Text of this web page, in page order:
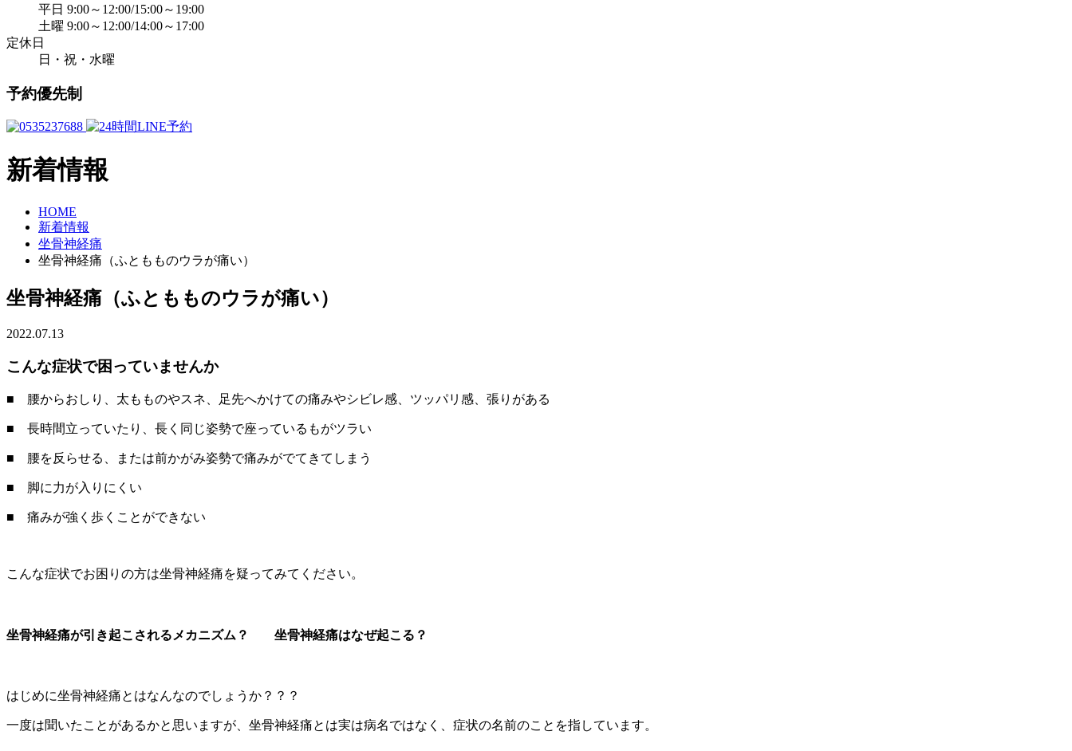
平日 9:00～12:00/15:00～19:00
土曜 9:00～12:00/14:00～17:00
定休日
日・祝・水曜
予約優先制
新着情報
HOME
新着情報
坐骨神経痛
坐骨神経痛（ふともものウラが痛い）
坐骨神経痛（ふともものウラが痛い）
2022.07.13
こんな症状で困っていませんか
■ 腰からおしり、太もものやスネ、足先へかけての痛みやシビレ感、ツッパリ感、張りがある
■ 長時間立っていたり、長く同じ姿勢で座っているもがツラい
■ 腰を反らせる、または前かがみ姿勢で痛みがでてきてしまう
■ 脚に力が入りにくい
■ 痛みが強く歩くことができない
こんな症状でお困りの方は坐骨神経痛を疑ってみてください。
坐骨神経痛が引き起こされるメカニズム？ 坐骨神経痛はなぜ起こる？
はじめに坐骨神経痛とはなんなのでしょうか？？？
一度は聞いたことがあるかと思いますが、坐骨神経痛とは実は病名ではなく、症状の名前のことを指しています。